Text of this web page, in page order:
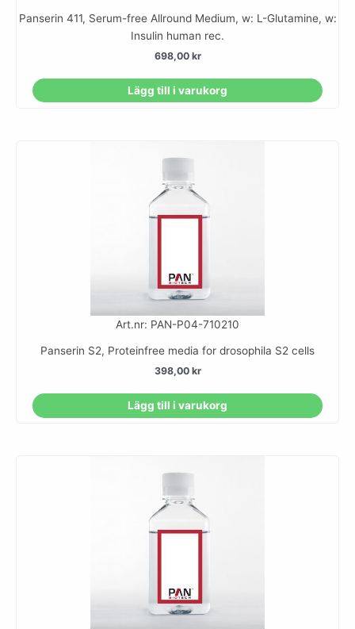
Panserin 411, Serum-free Allround Medium, w: L-Glutamine, w:
Insulin human rec.
698,00 kr
Lägg till i varukorg
Art.nr: PAN-P04-710210
Panserin S2, Proteinfree media for drosophila S2 cells
398,00 kr
Lägg till i varukorg